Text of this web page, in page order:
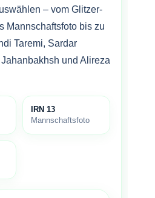
– vom Glitzer-
Mannschaftsfoto bis zu
Taremi, Sardar
und Alireza
IRN 13
Mannschaftsfoto